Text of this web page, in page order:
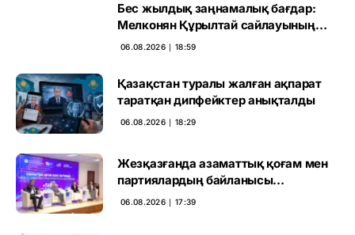
Бес жылдық заңнамалық бағдар:
Мелконян Құрылтай сайлауының
маңызын бағалады
06.08.2026 ∣ 18:59
Қазақстан туралы жалған ақпарат
таратқан дипфейктер анықталды
06.08.2026 ∣ 18:29
Жезқазғанда азаматтық қоғам мен
партиялардың байланысы
талқыланды
06.08.2026 ∣ 17:39